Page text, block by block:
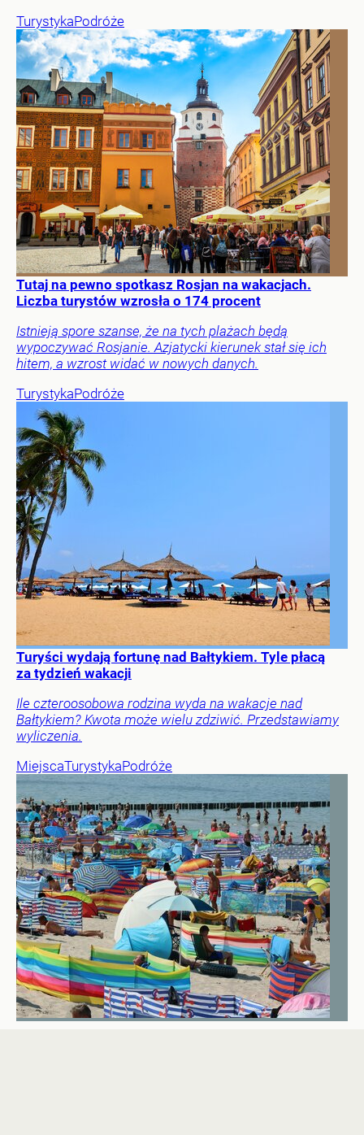
TurystykaPodróże
Tutaj na pewno spotkasz Rosjan na wakacjach.
Liczba turystów wzrosła o 174 procent
Istnieją spore szanse, że na tych plażach będą
wypoczywać Rosjanie. Azjatycki kierunek stał się ich
hitem, a wzrost widać w nowych danych.
TurystykaPodróże
Turyści wydają fortunę nad Bałtykiem. Tyle płacą
za tydzień wakacji
Ile czteroosobowa rodzina wyda na wakacje nad
Bałtykiem? Kwota może wielu zdziwić. Przedstawiamy
wyliczenia.
MiejscaTurystykaPodróże